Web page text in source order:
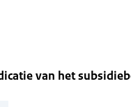
van het